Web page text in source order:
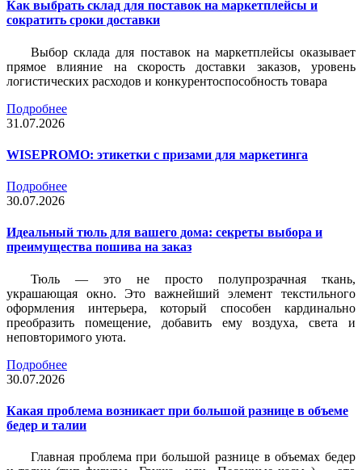
Как выбрать склад для поставок на маркетплейсы и
сократить сроки доставки
Выбор склада для поставок на маркетплейсы оказывает
прямое влияние на скорость доставки заказов, уровень
логистических расходов и конкурентоспособность товара
Подробнее
31.07.2026
WISEPROMO: этикетки с призами для маркетинга
Подробнее
30.07.2026
Идеальный тюль для вашего дома: секреты выбора и
преимущества пошива на заказ
Тюль — это не просто полупрозрачная ткань,
украшающая окно. Это важнейший элемент текстильного
оформления интерьера, который способен кардинально
преобразить помещение, добавить ему воздуха, света и
неповторимого уюта.
Подробнее
30.07.2026
Какая проблема возникает при большой разнице в объеме
бедер и талии
Главная проблема при большой разнице в объемах бедер